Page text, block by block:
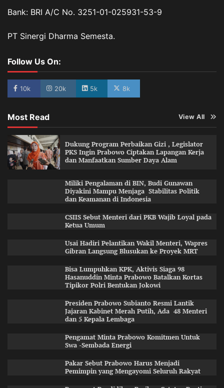
Bank: BRI A/C No. 3251-01-025931-53-9
PT Sinergi Dharma Semesta.
Follow Us On:
10k 20k 5k 8k
Most Read View All
Dukung Program Perbaikan Gizi , Legislator
PKS Ingin Prabowo Ciptakan Lapangan Kerja
dan Manfaatkan Sumber Daya Alam
Miliki Pengalaman di BIN, Budi Gunawan
Diyakini Mampu Menjaga Stabilitas Politik
dan Keamanan di Indonesia
CSIIS Sebut Menteri dari PKB Wajib Loyal pada
Ketua Umum
Usai Hadiri Pelantikan Wakil Menteri, Wapres
Gibran Langsung Blusukan ke Proyek MRT
Bisa Lumpuhkan KPK, Aktivis Siaga 98
Hasanuddin Minta Prabowo Batalkan Kortas
Tipikor Polri Bentukan Jokowi
Presiden Prabowo Subianto Resmi Lantik
Jajaran Kabinet Merah Putih, Ada 48 Menteri
dan 5 Kepala Lembaga
Pengamat Minta Prabowo Komitmen Untuk
Swa -Sembada Energi
Pakar Sebut Prabowo Harus Menjadi
Pemimpin yang Mengayomi Seluruh Rakyat